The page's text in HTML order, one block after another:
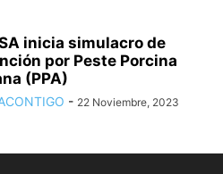
inicia simulacro de
por Peste Porcina
(PPA)
- 22 Noviembre, 2023